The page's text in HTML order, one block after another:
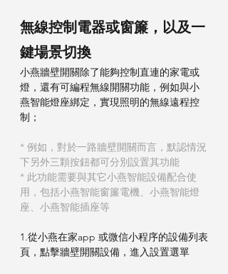
無線控制電器或窗簾，以及一
鍵場景切換
小燕牆壁開關除了能夠控制直連的家電或
燈，還有可編程無線開關功能，例如與小
燕智能燈座綁定，實現照明的無線遠程控
制；
* 例如，對於一路牆壁開關而言，默認情況
下另外三顆按鈕都可分別設置其功能
* 此功能需要與其它小燕智能設備配合使
用，包括小燕智能窗簾電機、小燕智能燈
座、小燕智能插座等
1.從小燕在家app 或微信小程序的設備列表
頁，點擊牆壁開關設備，進入設置選單